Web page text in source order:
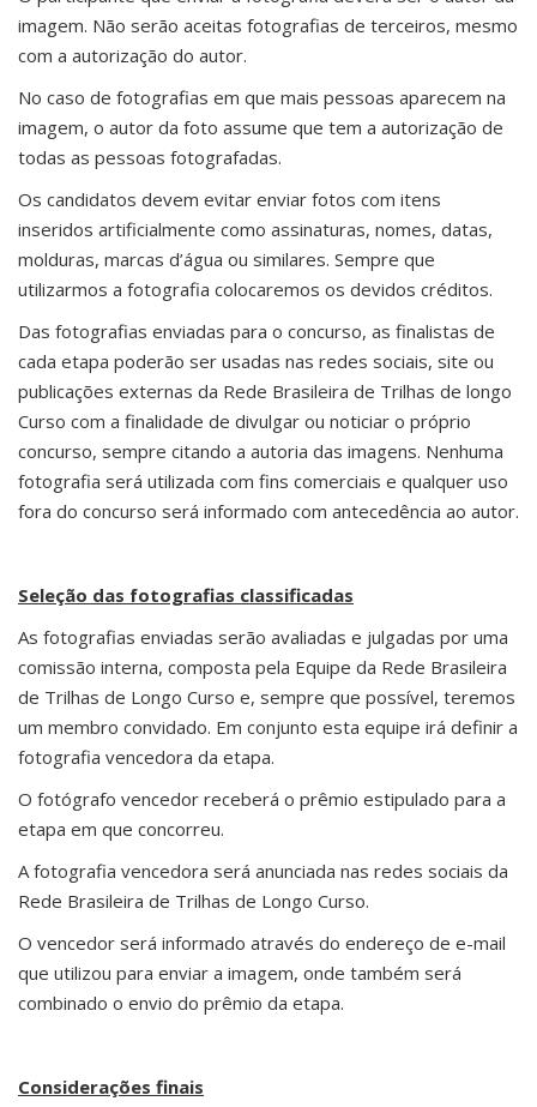
imagem. Não serão aceitas fotografias de terceiros, mesmo
com a autorização do autor.
No caso de fotografias em que mais pessoas aparecem na
imagem, o autor da foto assume que tem a autorização de
todas as pessoas fotografadas.
Os candidatos devem evitar enviar fotos com itens
inseridos artificialmente como assinaturas, nomes, datas,
molduras, marcas d’água ou similares. Sempre que
utilizarmos a fotografia colocaremos os devidos créditos.
Das fotografias enviadas para o concurso, as finalistas de
cada etapa poderão ser usadas nas redes sociais, site ou
publicações externas da Rede Brasileira de Trilhas de longo
Curso com a finalidade de divulgar ou noticiar o próprio
concurso, sempre citando a autoria das imagens. Nenhuma
fotografia será utilizada com fins comerciais e qualquer uso
fora do concurso será informado com antecedência ao autor.
Seleção das fotografias classificadas
As fotografias enviadas serão avaliadas e julgadas por uma
comissão interna, composta pela Equipe da Rede Brasileira
de Trilhas de Longo Curso e, sempre que possível, teremos
um membro convidado. Em conjunto esta equipe irá definir a
fotografia vencedora da etapa.
O fotógrafo vencedor receberá o prêmio estipulado para a
etapa em que concorreu.
A fotografia vencedora será anunciada nas redes sociais da
Rede Brasileira de Trilhas de Longo Curso.
O vencedor será informado através do endereço de e-mail
que utilizou para enviar a imagem, onde também será
combinado o envio do prêmio da etapa.
Considerações finais